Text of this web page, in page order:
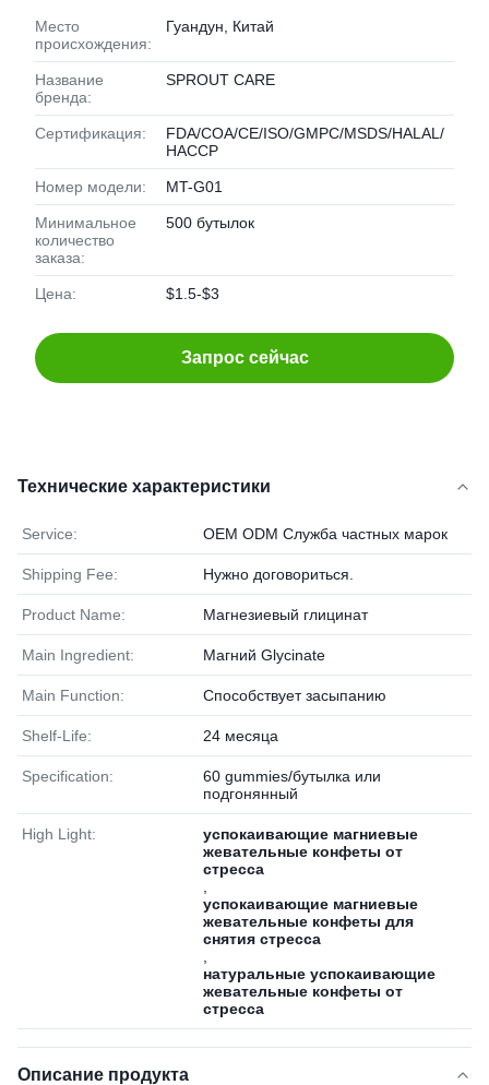
Место
происхождения:
Гуандун, Китай
Название
бренда:
SPROUT CARE
Сертификация:
FDA/COA/CE/ISO/GMPC/MSDS/HALAL/
HACCP
Номер модели: MT-G01
Минимальное
количество
заказа:
500 бутылок
Цена: $1.5-$3
Запрос сейчас
Технические характеристики
Service: OEM ODM Служба частных марок
Shipping Fee: Нужно договориться.
Product Name: Магнезиевый глицинат
Main Ingredient: Магний Glycinate
Main Function: Способствует засыпанию
Shelf-Life: 24 месяца
Specification:
60 gummies/бутылка или
подгонянный
High Light:
успокаивающие магниевые
жевательные конфеты от
стресса
успокаивающие магниевые
жевательные конфеты для
снятия стресса
натуральные успокаивающие
жевательные конфеты от
стресса
Описание продукта